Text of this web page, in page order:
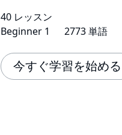
40 レッスン
Beginner 1
2773 単語
今すぐ学習を始める